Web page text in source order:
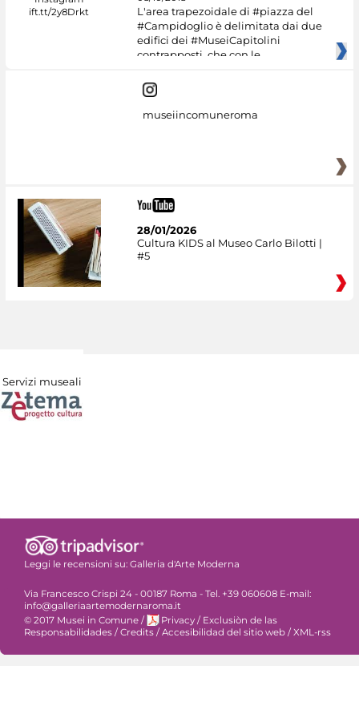
L'area trapezoidale di #piazza del
#Campidoglio è delimitata dai due
edifici dei #MuseiCapitolini
contrapposti, che con le
museiincomuneroma
28/01/2026
Cultura KIDS al Museo Carlo Bilotti |
#5
Servizi museali
Leggi le recensioni su: Galleria d'Arte Moderna
Via Francesco Crispi 24 - 00187 Roma - Tel. +39 060608 E-mail:
info@galleriaartemodernaroma.it
© 2017 Musei in Comune / Privacy / Exclusiòn de las
Responsabilidades / Credits / Accesibilidad del sitio web / XML-rss